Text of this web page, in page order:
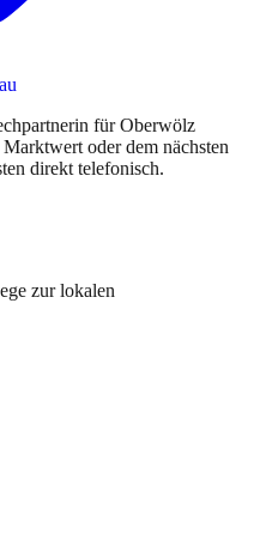
für Oberwölz
oder dem nächsten
direkt telefonisch.
zur lokalen